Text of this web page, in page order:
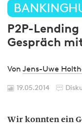
P2P-
Gespräch
Von Jens-Uwe
19.05.2014
Wir konnten ein